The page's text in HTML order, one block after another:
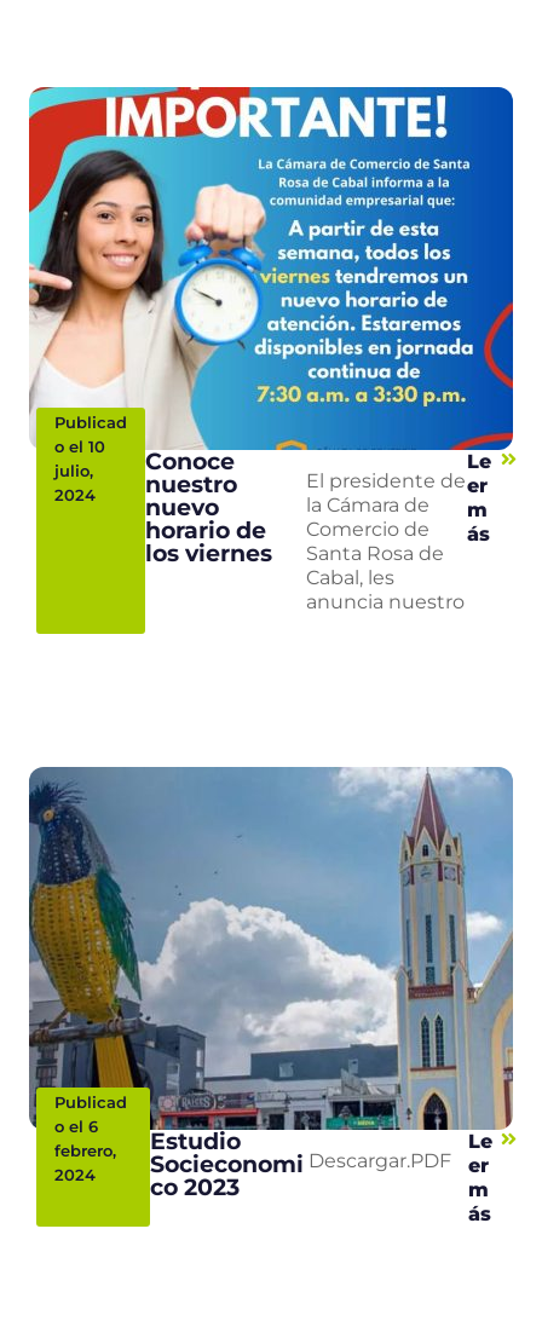
Publicad
o el 10
julio,
2024
Conoce
nuestro
nuevo
horario de
los viernes
El presidente de
la Cámara de
Comercio de
Santa Rosa de
Cabal, les
anuncia nuestro
Le
er
m
ás
Publicad
o el 6
febrero,
2024
Estudio
Socieconomi
co 2023
Descargar.PDF
Le
er
m
ás